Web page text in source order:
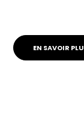
EN SAVOIR